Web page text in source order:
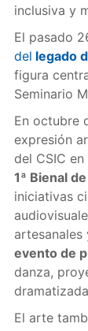
inclusiva y
El pasado
del legado
figura
Seminario
En octubre
expresión
del CSIC
1ª Bienal
iniciativas
artesanales
evento de
danza,
El arte